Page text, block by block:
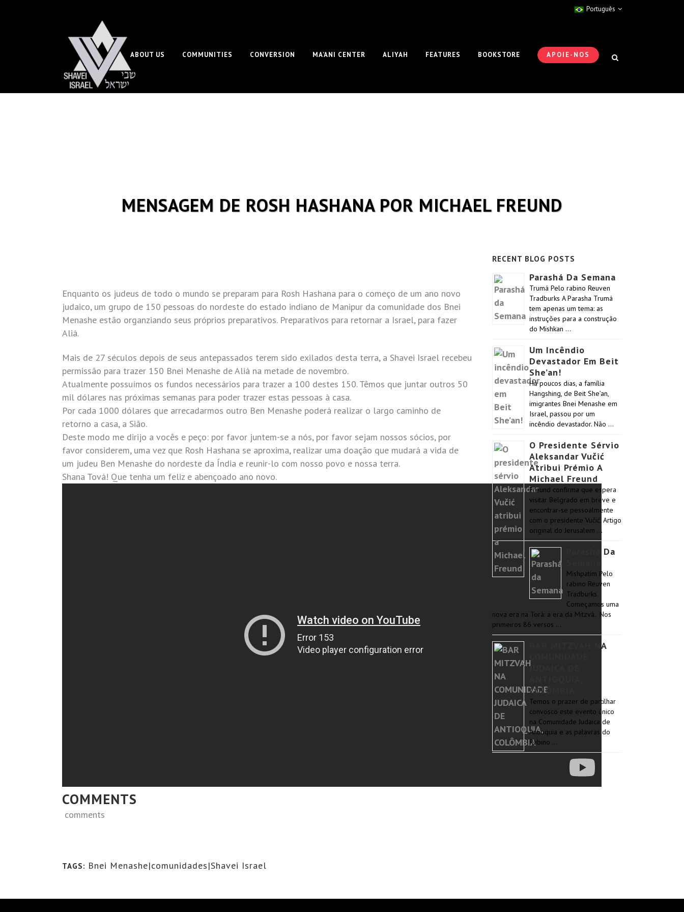
Português
APOIE-NOS
ABOUT US COMMUNITIES CONVERSION MA’ANI CENTER ALIYAH FEATURES BOOKSTORE
MENSAGEM DE ROSH HASHANA POR MICHAEL FREUND
Enquanto os judeus de todo o mundo se preparam para Rosh Hashana para o começo de um ano novo
judaico, um grupo de 150 pessoas do nordeste do estado indiano de Manipur da comunidade dos Bnei
Menashe estão organziando seus próprios preparativos. Preparativos para retornar a Israel, para fazer
Aliá.
Mais de 27 séculos depois de seus antepassados terem sido exilados desta terra, a Shavei Israel recebeu
permissão para trazer 150 Bnei Menashe de Aliá na metade de novembro.
Atualmente possuímos os fundos necessários para trazer a 100 destes 150. Têmos que juntar outros 50
mil dólares nas próximas semanas para poder trazer estas pessoas à casa.
Por cada 1000 dólares que arrecadarmos outro Ben Menashe poderá realizar o largo caminho de
retorno a casa, a Sião.
Deste modo me dirijo a vocês e peço: por favor juntem-se a nós, por favor sejam nossos sócios, por
favor considerem, uma vez que Rosh Hashana se aproxima, realizar uma doação que mudará a vida de
um judeu Ben Menashe do nordeste da Índia e reunir-lo com nosso povo e nossa terra.
Shana Tová! Que tenha um feliz e abençoado ano novo.
COMMENTS
comments
TAGS: Bnei Menashe|comunidades|Shavei Israel
RECENT BLOG POSTS
Parashá Da Semana
Trumá Pelo rabino Reuven
Tradburks A Parasha Trumá
tem apenas um tema: as
instruções para a construção
do Mishkan …
Um Incêndio
Devastador Em Beit
She’an!
Há poucos dias, a família
Hangshing, de Beit She’an,
imigrantes Bnei Menashe em
Israel, passou por um
incêndio devastador. Não …
O Presidente Sérvio
Aleksandar Vučić
Atribui Prémio A
Michael Freund
Freund confirma que espera
visitar Belgrado em breve e
encontrar-se pessoalmente
com o presidente Vučić. Artigo
original do Jerusalem …
Parashá Da
Mishpatim Pelo
rabino Reuven
Tradburks.
Começamos uma
nova era na Torá: a era da Mitzvá. Nos
primeiros 86 versos …
BAR MITZVAH NA
JUDAICA DE
COLÔMBIA
Temos o prazer de partilhar
convosco este evento único
na Comunidade Judaica de
Antioquia e as palavras do
Rabino …